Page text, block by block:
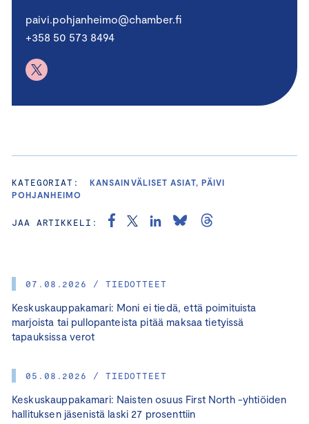
07.08.2026 / TIEDOTTEET
Keskuskauppakamari: Moni ei tiedä, että poimituista
marjoista tai pullopanteista pitää maksaa tietyissä
tapauksissa verot
05.08.2026 / TIEDOTTEET
Keskuskauppakamari: Naisten osuus First North -yhtiöiden
hallituksen jäsenistä laski 27 prosenttiin
paivi.pohjanheimo@chamber.fi
+358 50 573 8494
KATEGORIAT:
KANSAINVÄLISET ASIAT, PÄIVI
POHJANHEIMO
JAA ARTIKKELI: